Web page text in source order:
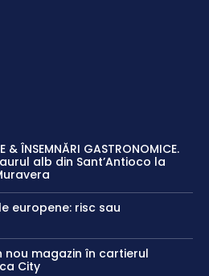
& ÎNSEMNĂRI GASTRONOMICE.
alb din Sant’Antioco la
europene: risc sau
nou magazin în cartierul
City